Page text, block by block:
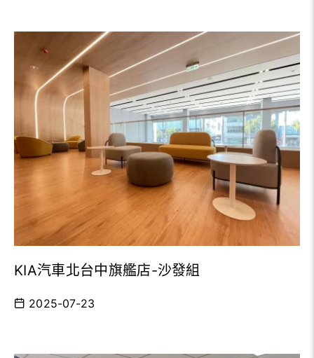
KIA汽車北台中旗艦店-沙發組
2025-07-23